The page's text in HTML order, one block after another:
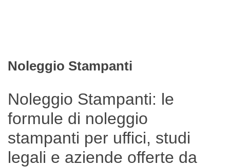
Noleggio Stampanti
Noleggio Stampanti: le
formule di noleggio
stampanti per uffici, studi
legali e aziende offerte da